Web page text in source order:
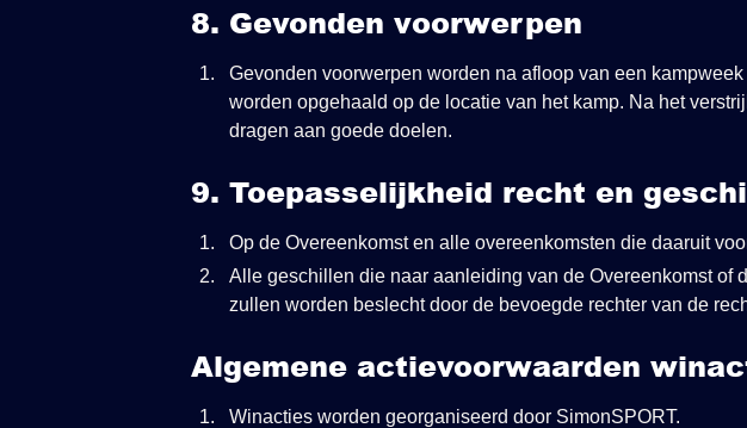
8. Gevonden voorwerpen
Gevonden voorwerpen worden na afloop van een
worden opgehaald op de locatie van het kamp. Na het
dragen aan goede doelen.
9. Toepasselijkheid recht en
Op de Overeenkomst en alle overeenkomsten die daaruit
Alle geschillen die naar aanleiding van de Overeenkomst of
zullen worden beslecht door de bevoegde rechter van de
Algemene actievoorwaarden
Winacties worden georganiseerd door SimonSPORT.